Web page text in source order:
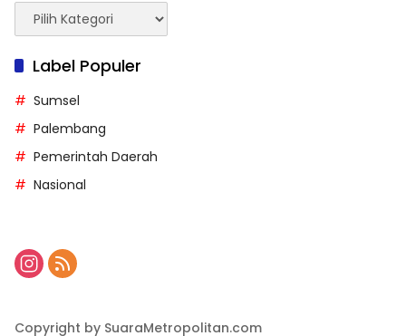
Kategori
Berita
Label Populer
Sumsel
Palembang
Pemerintah Daerah
Nasional
Copyright by SuaraMetropolitan.com